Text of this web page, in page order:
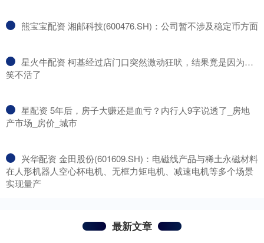
​熊宝宝配资 湘邮科技(600476.SH)：公司暂不涉及稳定币方面
​星火牛配资 柯基经过店门口突然激动狂吠，结果竟是因为…
笑不活了
​星配资 5年后，房子大赚还是血亏？内行人9字说透了_房地
产市场_房价_城市
​兴华配资 金田股份(601609.SH)：电磁线产品与稀土永磁材料
在人形机器人空心杯电机、无框力矩电机、减速电机等多个场景
实现量产
最新文章